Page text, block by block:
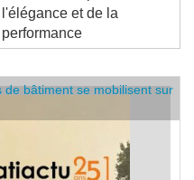
solaires: le top de
l'élégance et de la
performance
bâtiment se mobilisent sur